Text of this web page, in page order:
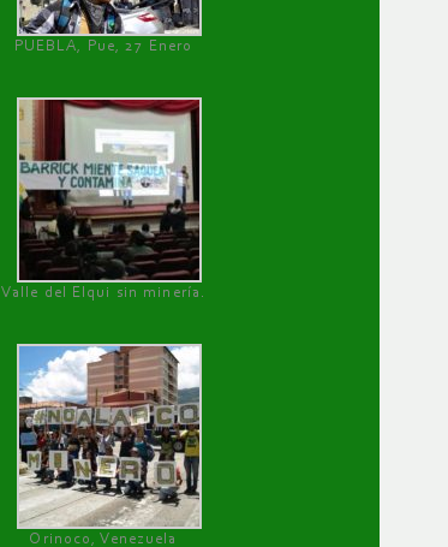
PUEBLA, Pue, 27 Enero
Valle del Elqui sin minería.
Orinoco, Venezuela